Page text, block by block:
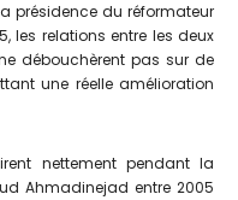
présidence du réformateur
les relations entre les deux
débouchèrent pas sur de
une réelle amélioration
nettement pendant la
Ahmadinejad entre 2005